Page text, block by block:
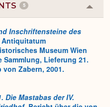
5
or
Inschriftensteine des
Antiquitatum
Museum Wien
Lieferung 21.
Zabern, 2001.
Die Mastabas der IV.